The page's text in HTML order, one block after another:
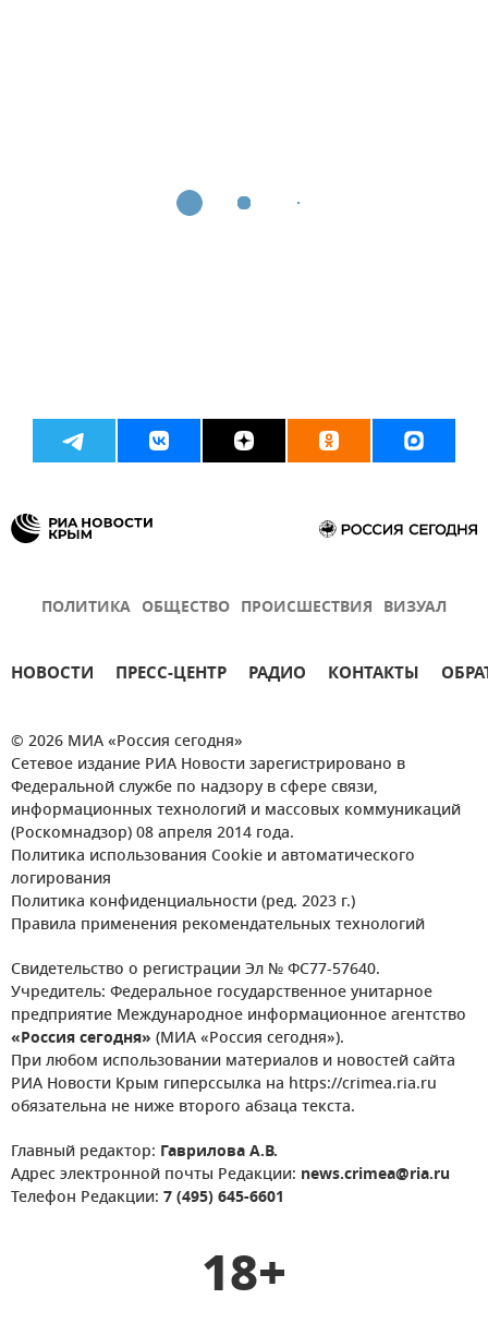
ПОЛИТИКА ОБЩЕСТВО ПРОИСШЕСТВИЯ ВИЗУАЛ
НОВОСТИ ПРЕСС-ЦЕНТР РАДИО КОНТАКТЫ
© 2026 МИА «Россия сегодня»
Сетевое издание РИА Новости зарегистрировано в
Федеральной службе по надзору в сфере связи,
информационных технологий и массовых коммуникаций
(Роскомнадзор) 08 апреля 2014 года.
Политика использования Cookie и автоматического
логирования
Политика конфиденциальности (ред. 2023 г.)
Правила применения рекомендательных технологий
Свидетельство о регистрации Эл № ФС77-57640.
Учредитель: Федеральное государственное унитарное
предприятие Международное информационное агентство
«Россия сегодня» (МИА «Россия сегодня»).
При любом использовании материалов и новостей сайта
РИА Новости Крым гиперссылка на https://crimea.ria.ru
обязательна не ниже второго абзаца текста.
Главный редактор: Гаврилова А.В.
Адрес электронной почты Редакции: news.crimea@ria.ru
Телефон Редакции: 7 (495) 645-6601
18+